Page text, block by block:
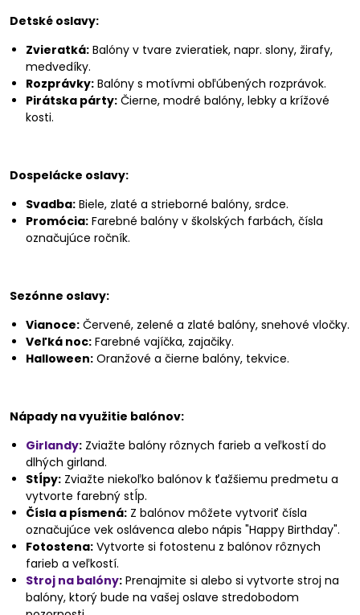
Detské oslavy:
Zvieratká: Balóny v tvare zvieratiek, napr. slony, žirafy,
medvedíky.
Rozprávky: Balóny s motívmi obľúbených rozprávok.
Pirátska párty: Čierne, modré balóny, lebky a krížové
kosti.
Dospelácke oslavy:
Svadba: Biele, zlaté a strieborné balóny, srdce.
Promócia: Farebné balóny v školských farbách, čísla
označujúce ročník.
Sezónne oslavy:
Vianoce: Červené, zelené a zlaté balóny, snehové vločky.
Veľká noc: Farebné vajíčka, zajačiky.
Halloween: Oranžové a čierne balóny, tekvice.
Nápady na využitie balónov:
Girlandy: Zviažte balóny rôznych farieb a veľkostí do
dlhých girland.
Stĺpy: Zviažte niekoľko balónov k ťažšiemu predmetu a
vytvorte farebný stĺp.
Čísla a písmená: Z balónov môžete vytvoriť čísla
označujúce vek oslávenca alebo nápis "Happy Birthday".
Fotostena: Vytvorte si fotostenu z balónov rôznych
farieb a veľkostí.
Stroj na balóny: Prenajmite si alebo si vytvorte stroj na
balóny, ktorý bude na vašej oslave stredobodom